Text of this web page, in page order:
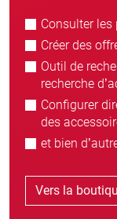
Consulter
Créer des
Outil de
recherche
Configurer
des
et bien
Vers la